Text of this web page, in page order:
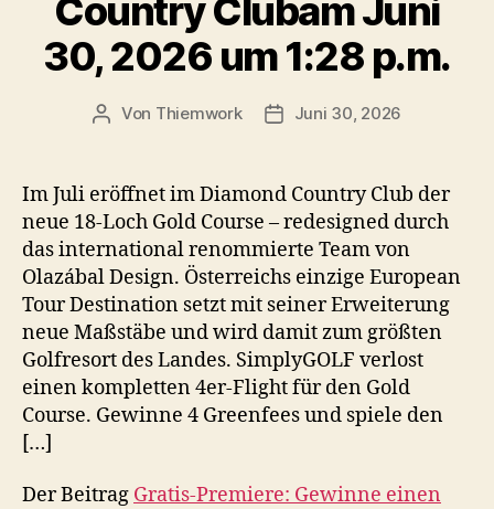
Country Clubam Juni
30, 2026 um 1:28 p.m.
Beitragsautor
Von Thiemwork Veröffentlichungsdatum
Juni 30, 2026
Im Juli eröffnet im Diamond Country Club der
neue 18-Loch Gold Course – redesigned durch
das international renommierte Team von
Olazábal Design. Österreichs einzige European
Tour Destination setzt mit seiner Erweiterung
neue Maßstäbe und wird damit zum größten
Golfresort des Landes. SimplyGOLF verlost
einen kompletten 4er-Flight für den Gold
Course. Gewinne 4 Greenfees und spiele den
[…]
Der Beitrag Gratis-Premiere: Gewinne einen